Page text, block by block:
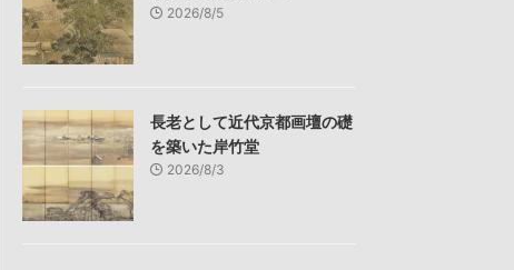
2026/8/5
長老として近代京都画壇の礎
を築いた岸竹堂
2026/8/3